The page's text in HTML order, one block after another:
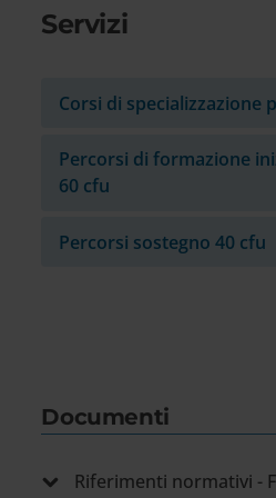
Servizi
Corsi di specializzazione
Percorsi di formazione
60 cfu
Percorsi sostegno 40 cfu
Documenti
Riferimenti normativi -